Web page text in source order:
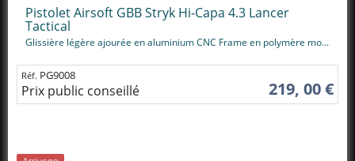
Pistolet Airsoft GBB Stryk Hi-Capa 4.3 Lancer
Tactical
Glissière légère ajourée en aluminium CNC Frame en polymère mo...
Réf. PG9008
Prix public conseillé 219, 00 €